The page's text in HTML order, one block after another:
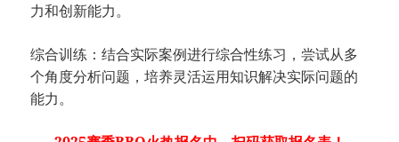
力和创新能力。
综合训练：结合实际案例进行综合性练习，尝试从多
个角度分析问题，培养灵活运用知识解决实际问题的
能力。